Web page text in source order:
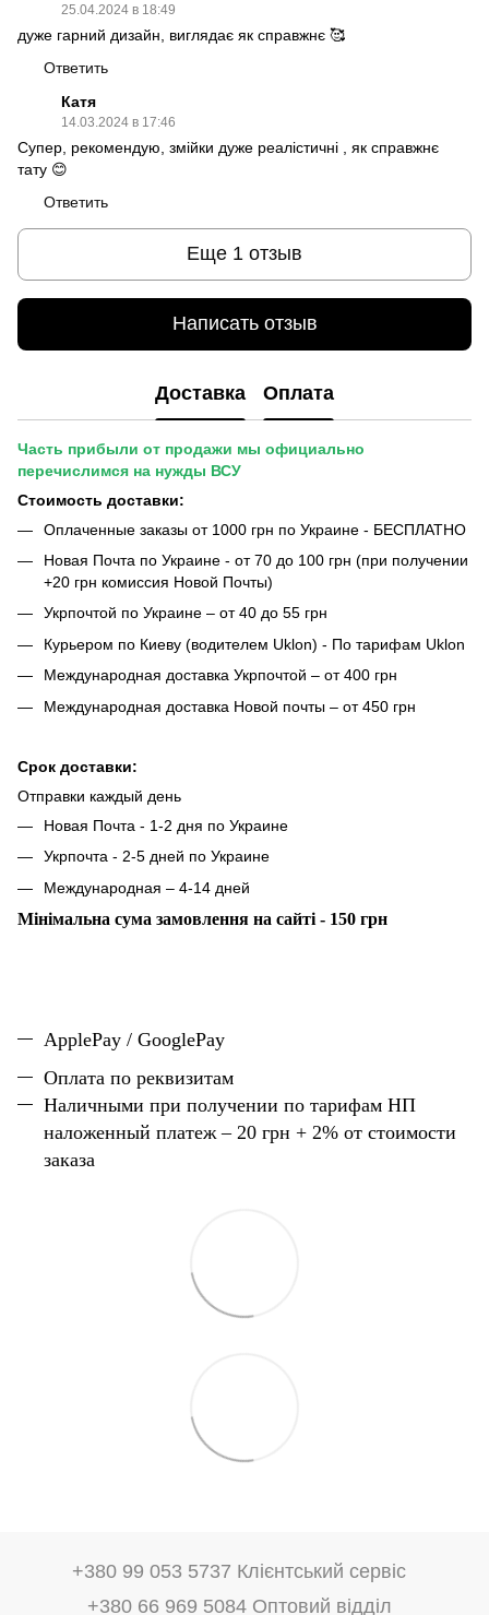
25.04.2024 в 18:49
дуже гарний дизайн, виглядає як справжнє 🥰
Ответить
Катя
14.03.2024 в 17:46
Супер, рекомендую, змійки дуже реалістичні , як справжнє
тату 😊
Ответить
Еще 1 отзыв
Написать отзыв
Доставка Оплата
Часть прибыли от продажи мы официально
перечислимся на нужды ВСУ
Стоимость доставки:
Оплаченные заказы от 1000 грн по Украине - БЕСПЛАТНО
Новая Почта по Украине - от 70 до 100 грн (при получении
+20 грн комиссия Новой Почты)
Укрпочтой по Украине – от 40 до 55 грн
Курьером по Киеву (водителем Uklon) - По тарифам Uklon
Международная доставка Укрпочтой – от 400 грн
Международная доставка Новой почты – от 450 грн
Срок доставки:
Отправки каждый день
Новая Почта - 1-2 дня по Украине
Укрпочта - 2-5 дней по Украине
Международная – 4-14 дней
Мінімальна сума замовлення на сайті - 150 грн
ApplePay / GooglePay
Оплата по реквизитам
Наличными при получении по тарифам НП
наложенный платеж – 20 грн + 2% от стоимости
заказа
+380 99 053 5737 Клієнтський сервіс
+380 66 969 5084 Оптовий відділ